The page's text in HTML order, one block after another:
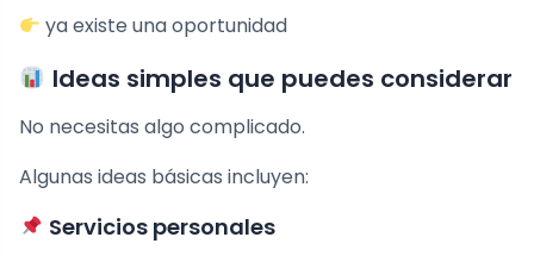
ya existe una oportunidad
Ideas simples que puedes considerar
No necesitas algo complicado.
Algunas ideas básicas incluyen:
Servicios personales